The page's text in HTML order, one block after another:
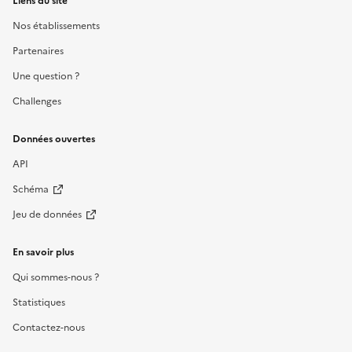
Nos établissements
Partenaires
Une question ?
Challenges
Données ouvertes
API
Schéma
Jeu de données
En savoir plus
Qui sommes-nous ?
Statistiques
Contactez-nous